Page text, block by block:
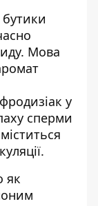
. Мова
у
сперми
як